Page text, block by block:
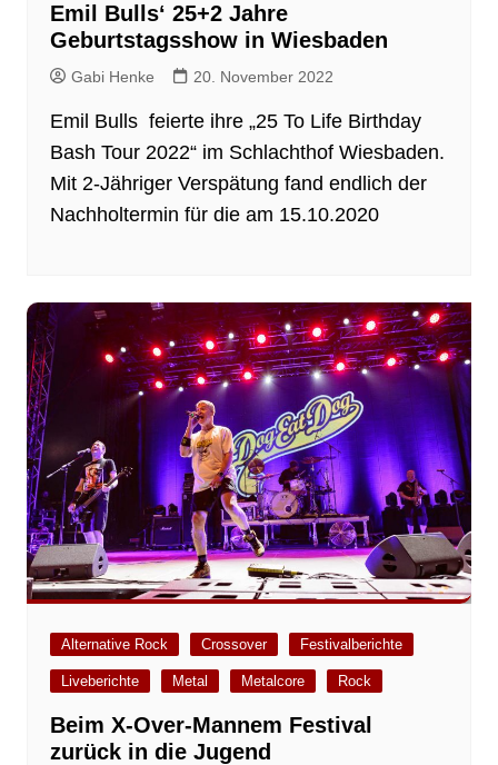
Emil Bulls‘ 25+2 Jahre
Geburtstagsshow in Wiesbaden
Gabi Henke 20. November 2022
Emil Bulls feierte ihre „25 To Life Birthday
Bash Tour 2022“ im Schlachthof Wiesbaden.
Mit 2-Jähriger Verspätung fand endlich der
Nachholtermin für die am 15.10.2020
Alternative Rock Crossover Festivalberichte
Liveberichte Metal Metalcore Rock
Beim X-Over-Mannem Festival
zurück in die Jugend